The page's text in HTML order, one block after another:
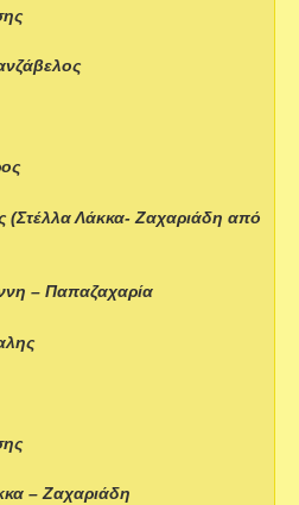
(Στέλλα Λάκκα- Ζαχαριάδη από
– Παπαζαχαρία
– Ζαχαριάδη